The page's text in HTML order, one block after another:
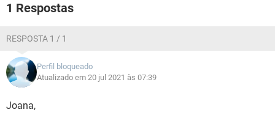
1 Respostas
RESPOSTA 1 / 1
Perfil bloqueado
Atualizado em 20 jul 2021 às 07:39
Joana,